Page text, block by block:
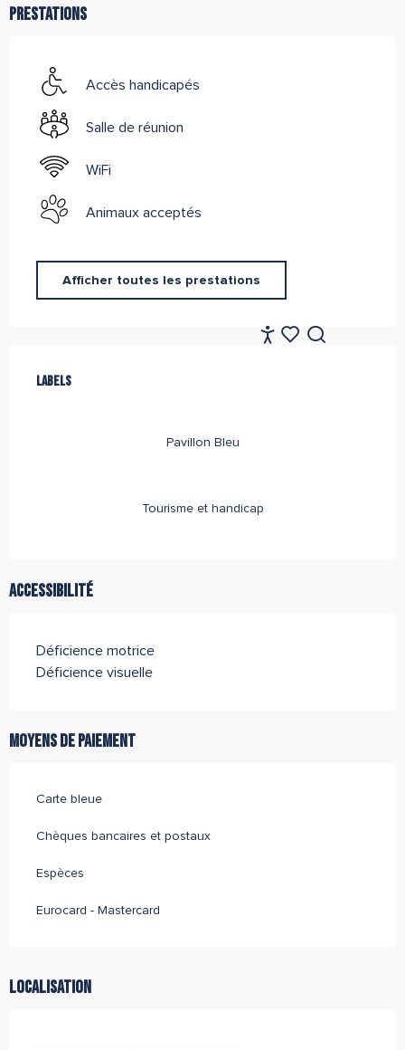
Prestations
Accès handicapés
Salle de réunion
WiFi
Animaux acceptés
Afficher toutes les prestations
Offres de prestations
Labels
Labels
Pavillon Bleu
Tourisme et handicap
Accessibilité
Déficience motrice
Déficience visuelle
Moyens de paiement
Carte bleue
Chèques bancaires et postaux
Espèces
Eurocard - Mastercard
Localisation